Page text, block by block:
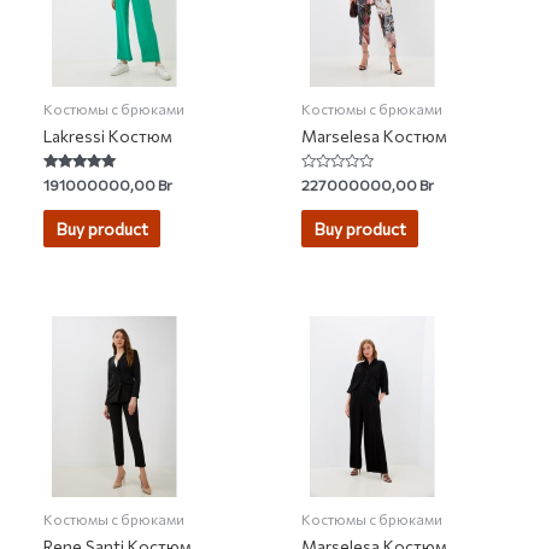
Костюмы с брюками
Lakressi Костюм
Rated
5.00
out of 5
191000000,00Br
Buy product
Костюмы с брюками
Marselesa Костюм
Rated
0
out
227000000,00Br
Buy product
Костюмы с брюками Костюмы с брюками